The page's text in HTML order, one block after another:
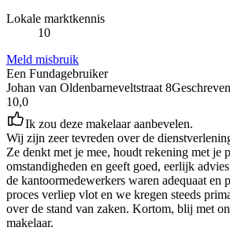
Lokale marktkennis
10
Meld misbruik
Een Fundagebruiker
Johan van Oldenbarneveltstraat 8
10,0
Ik zou deze makelaar aanbevelen.
Wij zijn zeer tevreden over de
Ze denkt met je mee, houdt rekening met je
omstandigheden en geeft goed, eerlijk
de kantoormedewerkers waren adequaat en
proces verliep vlot en we kregen steeds
over de stand van zaken. Kortom, blij met
makelaar.